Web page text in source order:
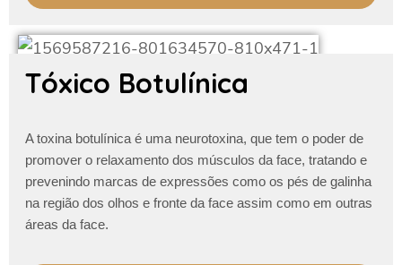
Tóxico Botulínica
A toxina botulínica é uma neurotoxina, que tem o poder de
promover o relaxamento dos músculos da face, tratando e
prevenindo marcas de expressões como os pés de galinha
na região dos olhos e fronte da face assim como em outras
áreas da face.